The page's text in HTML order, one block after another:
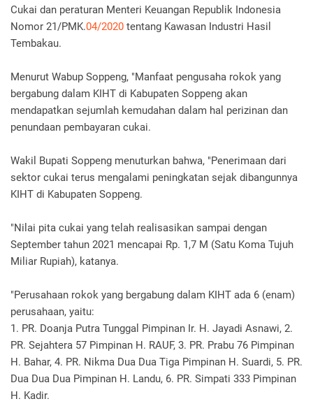
Cukai dan peraturan Menteri Keuangan Republik Indonesia
Nomor 21/PMK.04/2020 tentang Kawasan Industri Hasil
Tembakau.
Menurut Wabup Soppeng, "Manfaat pengusaha rokok yang
bergabung dalam KIHT di Kabupaten Soppeng akan
mendapatkan sejumlah kemudahan dalam hal perizinan dan
penundaan pembayaran cukai.
Wakil Bupati Soppeng menuturkan bahwa, "Penerimaan dari
sektor cukai terus mengalami peningkatan sejak dibangunnya
KIHT di Kabupaten Soppeng.
"Nilai pita cukai yang telah realisasikan sampai dengan
September tahun 2021 mencapai Rp. 1,7 M (Satu Koma Tujuh
Miliar Rupiah), katanya.
"Perusahaan rokok yang bergabung dalam KIHT ada 6 (enam)
perusahaan, yaitu:
1. PR. Doanja Putra Tunggal Pimpinan Ir. H. Jayadi Asnawi, 2.
PR. Sejahtera 57 Pimpinan H. RAUF, 3. PR. Prabu 76 Pimpinan
H. Bahar, 4. PR. Nikma Dua Dua Tiga Pimpinan H. Suardi, 5. PR.
Dua Dua Dua Pimpinan H. Landu, 6. PR. Simpati 333 Pimpinan
H. Kadir.